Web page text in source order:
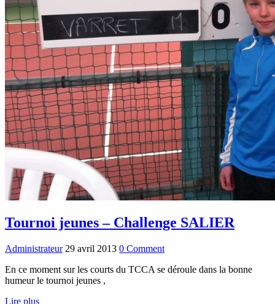
Tournoi jeunes – Challenge SALIER
Administrateur 29 avril 2013 0 Comment
En ce moment sur les courts du TCCA se déroule dans la bonne
humeur le tournoi jeunes ,
Lire plus